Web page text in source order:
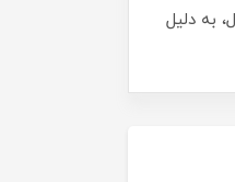
به دلیل